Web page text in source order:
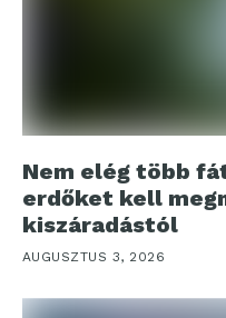
Nem elég több
erdőket kell
kiszáradástól
AUGUSZTUS 3, 2026